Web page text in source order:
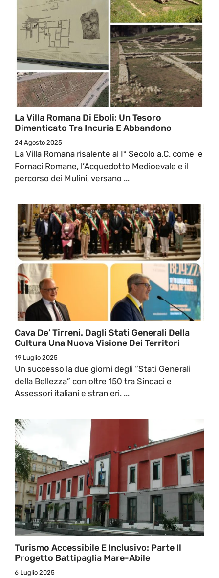
La Villa Romana Di Eboli: Un Tesoro
Dimenticato Tra Incuria E Abbandono
24 Agosto 2025
La Villa Romana risalente al I° Secolo a.C. come le
Fornaci Romane, l’Acquedotto Medioevale e il
percorso dei Mulini, versano ...
Cava De’ Tirreni. Dagli Stati Generali Della
Cultura Una Nuova Visione Dei Territori
19 Luglio 2025
Un successo la due giorni degli “Stati Generali
della Bellezza” con oltre 150 tra Sindaci e
Assessori italiani e stranieri. ...
Turismo Accessibile E Inclusivo: Parte Il
Progetto Battipaglia Mare-Abile
6 Luglio 2025